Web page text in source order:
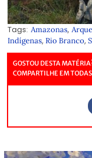
Tags: Amazonas,
Indígenas, Rio Branco,
GOSTOU DESTA
COMPARTILHE EM